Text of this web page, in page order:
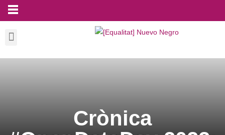
Crònica